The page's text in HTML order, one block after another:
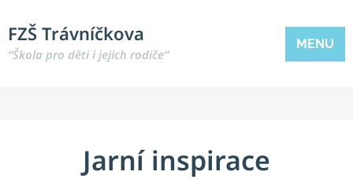
FZŠ Trávníčkova
“Škola pro děti i jejich rodiče“
MENU
Jarní inspirace